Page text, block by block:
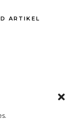
ARTIKEL